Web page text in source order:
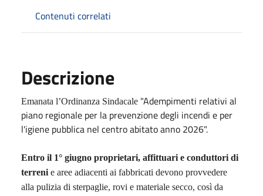
Contenuti correlati
Descrizione
Emanata l’Ordinanza Sindacale "Adempimenti relativi al
piano regionale per la prevenzione degli incendi e per
l'igiene pubblica nel centro abitato anno 2026".
Entro il 1° giugno proprietari, affittuari e conduttori di
terreni e aree adiacenti ai fabbricati devono provvedere
alla pulizia di sterpaglie, rovi e materiale secco, così da